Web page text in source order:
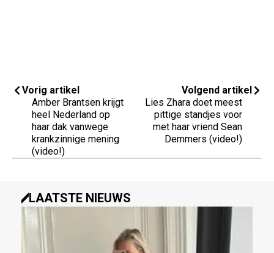
Vorig artikel
Amber Brantsen krijgt
heel Nederland op
haar dak vanwege
krankzinnige mening
(video!)
Volgend artikel
Lies Zhara doet meest
pittige standjes voor
met haar vriend Sean
Demmers (video!)
LAATSTE NIEUWS